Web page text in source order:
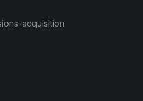
acquisition